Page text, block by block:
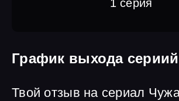
1 серия
График выхода
Твой отзыв на сериал